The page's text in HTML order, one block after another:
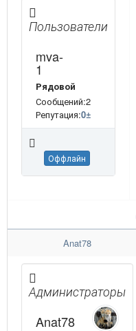
Пользователи
mva-
1
Рядовой
Сообщений:2
Репутация:0±
Оффлайн
Anat78
Администраторы
Anat78